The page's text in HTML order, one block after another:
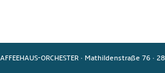
ORCHESTER · Mathildenstraße 76 ·